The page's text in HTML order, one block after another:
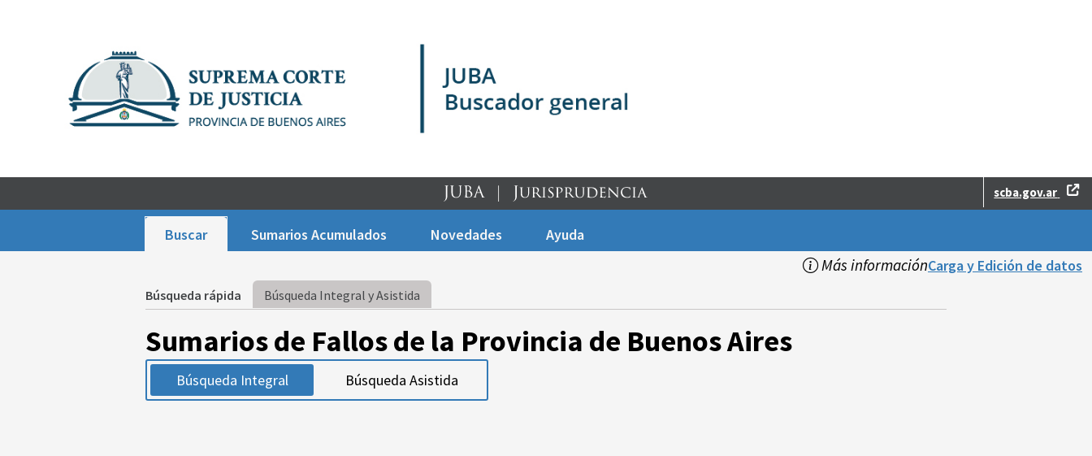
scba.gov.ar
Buscar Sumarios Acumulados Novedades Ayuda
Más informaciónCarga y Edición de datos
Búsqueda rápida Búsqueda Integral y Asistida
Sumarios de Fallos de la Provincia de Buenos Aires
Búsqueda Integral Búsqueda Asistida